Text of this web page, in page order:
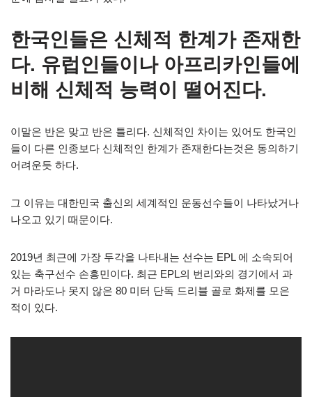
한국인들은 신체적 한계가 존재한
다. 유럽인들이나 아프리카인들에
비해 신체적 능력이 떨어진다.
이말은 반은 맞고 반은 틀리다. 신체적인 차이는 있어도 한국인
들이 다른 인종보다 신체적인 한계가 존재한다는것은 동의하기
어려운듯 하다.
그 이유는 대한민국 출신의 세계적인 운동선수들이 나타났거나
나오고 있기 때문이다.
2019년 최근에 가장 두각을 나타내는 선수는 EPL 에 소속되어
있는 축구선수 손흥민이다. 최근 EPL의 번리와의 경기에서 과
거 마라도나 못지 않은 80 미터 단독 드리블 골로 화제를 모은
적이 있다.